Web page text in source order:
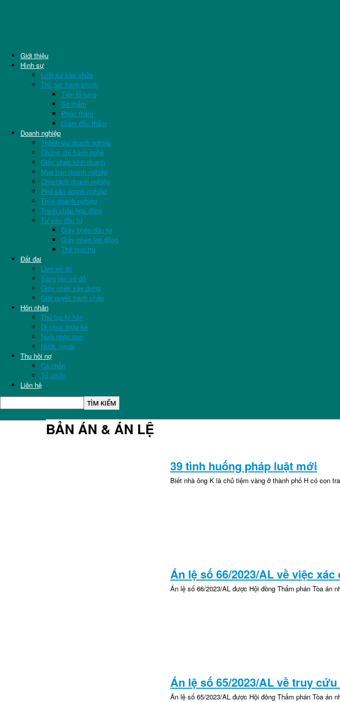
Giới thiệu
Hình sự
Luật sư bào chữa
Thủ tục hành chính
Tiền tố tụng
Sơ thẩm
Phúc thẩm
Giám đốc thẩm
Doanh nghiệp
Thành lập doanh nghiệp
Chứng chỉ hành nghề
Giấy phép kinh doanh
Mua bán doanh nghiệp
Chia tách doanh nghiệp
Phá sản doanh nghiệp
Thuế doanh nghiệp
Tranh chấp hợp đồng
Tư vấn đầu tư
Giấy phép đầu tư
Giấy phép lao động
Thẻ tạm trú
Đất đai
Làm sổ đỏ
Sang tên sổ đỏ
Giấy phép xây dựng
Giải quyết tranh chấp
Hôn nhân
Thủ tục ly hôn
Di chúc thừa kế
Nuôi nhận con
Nước ngoài
Thu hồi nợ
Cá nhân
Tổ chức
Liên hệ
BẢN ÁN & ÁN LỆ
39 tình huống pháp luật mới
Biết nhà ông K là chủ tiệm vàng ở thành phố H có con
Án lệ số 66/2023/AL về việc
Án lệ số 66/2023/AL được Hội đồng Thẩm phán Tòa án
Án lệ số 65/2023/AL về truy
Án lệ số 65/2023/AL được Hội đồng Thẩm phán Tòa án